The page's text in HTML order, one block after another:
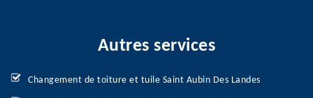
Autres services
Changement de toiture et tuile Saint Aubin Des Landes